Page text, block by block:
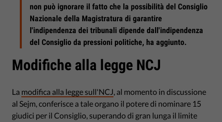
non può ignorare il fatto che la possibilità del Consiglio
Nazionale della Magistratura di garantire
l'indipendenza dei tribunali dipende dall'indipendenza
del Consiglio da pressioni politiche, ha aggiunto.
Modifiche alla legge NCJ
La modifica alla legge sull'NCJ, al momento in discussione
al Sejm, conferisce a tale organo il potere di nominare 15
giudici per il Consiglio, superando di gran lunga il limite